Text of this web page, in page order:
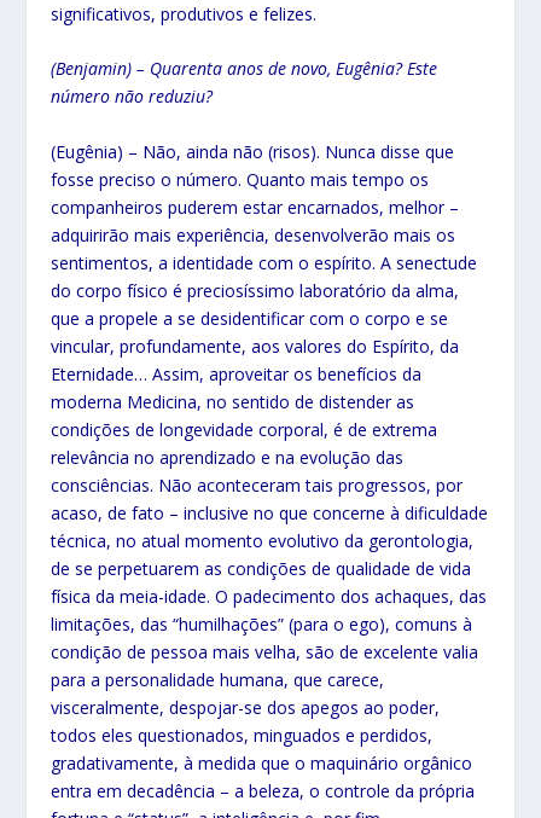
significativos, produtivos e felizes.
(Benjamin) – Quarenta anos de novo, Eugênia? Este
número não reduziu?
(Eugênia) – Não, ainda não (risos). Nunca disse que
fosse preciso o número. Quanto mais tempo os
companheiros puderem estar encarnados, melhor –
adquirirão mais experiência, desenvolverão mais os
sentimentos, a identidade com o espírito. A senectude
do corpo físico é preciosíssimo laboratório da alma,
que a propele a se desidentificar com o corpo e se
vincular, profundamente, aos valores do Espírito, da
Eternidade… Assim, aproveitar os benefícios da
moderna Medicina, no sentido de distender as
condições de longevidade corporal, é de extrema
relevância no aprendizado e na evolução das
consciências. Não aconteceram tais progressos, por
acaso, de fato – inclusive no que concerne à dificuldade
técnica, no atual momento evolutivo da gerontologia,
de se perpetuarem as condições de qualidade de vida
física da meia-idade. O padecimento dos achaques, das
limitações, das “humilhações” (para o ego), comuns à
condição de pessoa mais velha, são de excelente valia
para a personalidade humana, que carece,
visceralmente, despojar-se dos apegos ao poder,
todos eles questionados, minguados e perdidos,
gradativamente, à medida que o maquinário orgânico
entra em decadência – a beleza, o controle da própria